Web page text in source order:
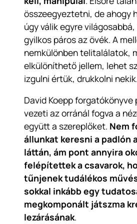
összeegyeztetni, de ahogy
úgy válik egyre
gyilkos páros az övék. A
nemkülönben telitalálatok,
elkülöníthető jellem, lehet
izgulni értük, drukkolni nekik.
David Koepp forgatókönyve
vezeti az orránál fogva a
együtt a szereplőket. Nem
állunkat keresni a padlón
láttán, ám pont annyira
felépítettek a csavarok,
tűnjenek tudálékos
sokkal inkább egy
megkomponált játszma
lezárásának.